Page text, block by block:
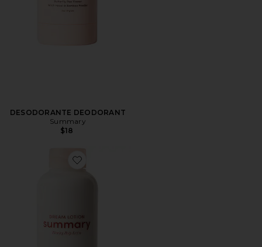
DESODORANTE DEODORANT
Summary
$18
Favorite LOCIÓN CORPORAL BODY LOTION